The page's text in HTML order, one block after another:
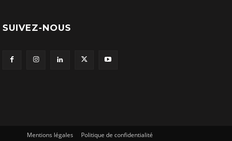
SUIVEZ-NOUS
Mentions légales Politique de confidentialité